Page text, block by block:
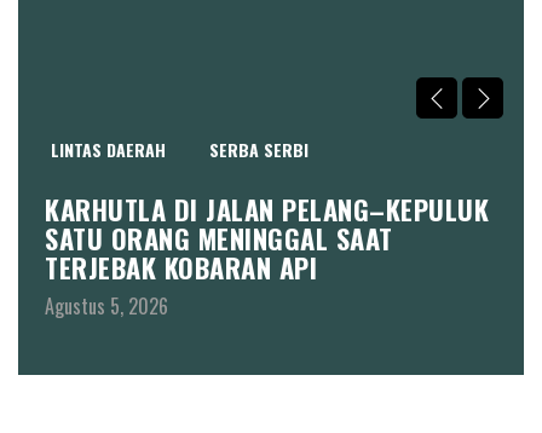
LINTAS DAERAH SERBA SERBI
KARHUTLA DI JALAN PELANG–KEPULUK
SATU ORANG MENINGGAL SAAT
TERJEBAK KOBARAN API
Agustus 5, 2026